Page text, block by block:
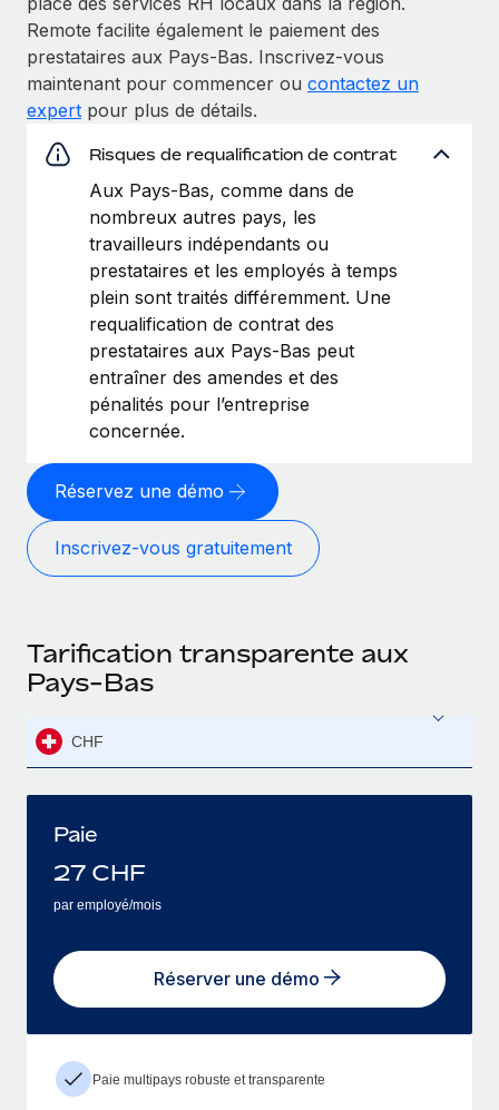
Remote facilite également le paiement des
prestataires aux Pays-Bas. Inscrivez‑vous
maintenant pour commencer ou contactez un
expert pour plus de détails.
Risques de requalification de contrat
Aux Pays-Bas, comme dans de
nombreux autres pays, les
travailleurs indépendants ou
prestataires et les employés à temps
plein sont traités différemment. Une
requalification de contrat des
prestataires aux Pays-Bas peut
entraîner des amendes et des
pénalités pour l’entreprise
concernée.
Réservez une démo
Inscrivez‑vous gratuitement
Tarification transparente aux
Pays-Bas
CHF
Paie
27 CHF
par employé/mois
Réserver une démo
Paie multipays robuste et transparente